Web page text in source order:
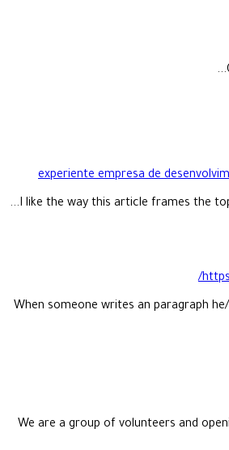
experiente empresa de
I like the way this article frames the
When someone writes an paragraph
We are a group of volunteers and